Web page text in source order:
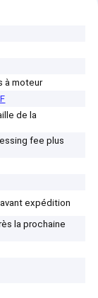
à moteur
de la
fee plus
expédition
la prochaine